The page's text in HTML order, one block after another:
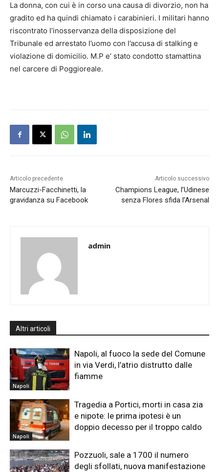
La donna, con cui è in corso una causa di divorzio, non ha
gradito ed ha quindi chiamato i carabinieri. I militari hanno
riscontrato l’inosservanza della disposizione del
Tribunale ed arrestato l’uomo con l’accusa di stalking e
violazione di domicilio. M.P e’ stato condotto stamattina
nel carcere di Poggioreale.
Articolo precedente
Marcuzzi-Facchinetti, la
gravidanza su Facebook
Articolo successivo
Champions League, l’Udinese
senza Flores sfida l’Arsenal
admin
Altri articoli
Napoli
Napoli, al fuoco la sede del Comune
in via Verdi, l’atrio distrutto dalle
fiamme
Napoli
Tragedia a Portici, morti in casa zia
e nipote: le prima ipotesi è un
doppio decesso per il troppo caldo
Pozzuoli, sale a 1700 il numero
degli sfollati, nuova manifestazione